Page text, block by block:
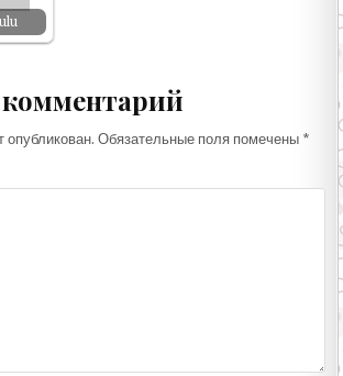
Обязательные поля помечены *